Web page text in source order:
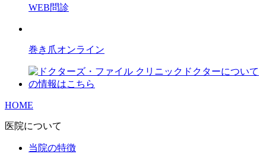
WEB問診
巻き爪オンライン
HOME
医院について
当院の特徴